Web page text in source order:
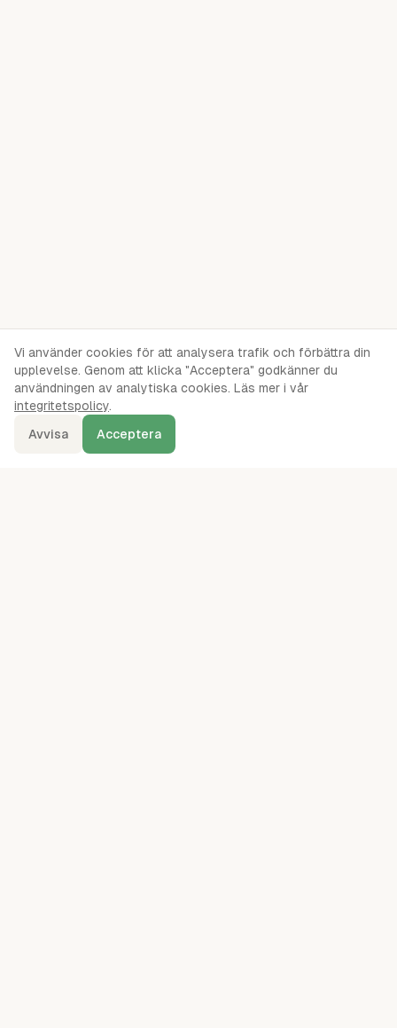
Vi använder cookies för att analysera trafik och förbättra din
upplevelse. Genom att klicka "Acceptera" godkänner du
användningen av analytiska cookies. Läs mer i vår
integritetspolicy.
Avvisa
Acceptera